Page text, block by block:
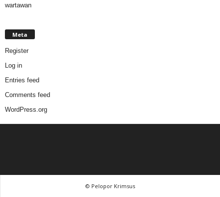
wartawan
Meta
Register
Log in
Entries feed
Comments feed
WordPress.org
© Pelopor Krimsus